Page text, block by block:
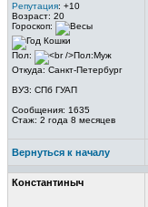
Репутация: +10
Возраст: 20
Гороскоп:
Пол:
Откуда: Санкт-Петербург
ВУЗ: СПб ГУАП
Сообщения: 1635
Стаж: 2 года 8 месяцев
Вернуться к началу
Константиныч